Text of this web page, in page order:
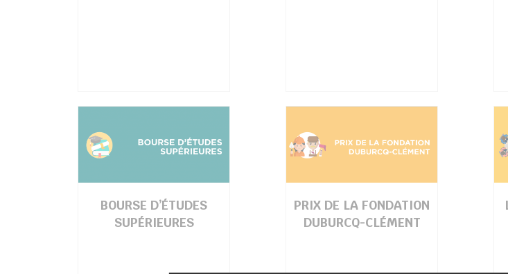
BOURSE D’ÉTUDES
SUPÉRIEURES
PRIX DE LA FONDATION
DUBURCQ-CLÉMENT